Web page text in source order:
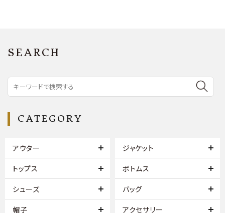
SEARCH
CATEGORY
アウター ジャケット
トップス ボトムス
シューズ バッグ
帽子 アクセサリー